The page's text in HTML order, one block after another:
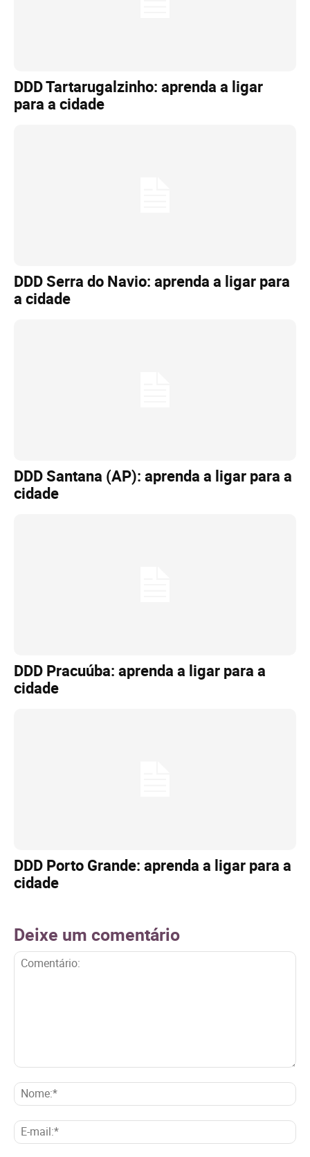
DDD Tartarugalzinho: aprenda a ligar
para a cidade
DDD Serra do Navio: aprenda a ligar para
a cidade
DDD Santana (AP): aprenda a ligar para a
cidade
DDD Pracuúba: aprenda a ligar para a
cidade
DDD Porto Grande: aprenda a ligar para a
cidade
Deixe um comentário
E-